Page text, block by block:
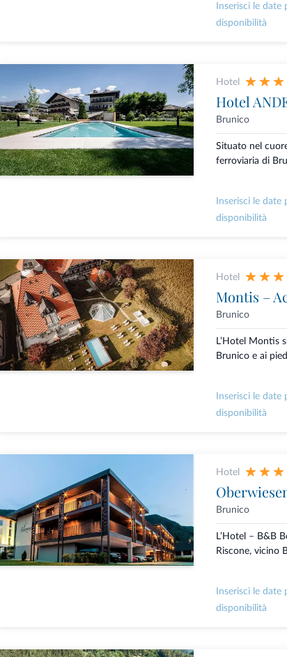
Inserisci le date
disponibilità
Hotel
Hotel
Brunico
Situato nel
ferroviaria di
Inserisci le date
disponibilità
Hotel
Montis –
Brunico
L’Hotel Montis
Brunico e ai
Inserisci le date
disponibilità
Hotel
Brunico
L’Hotel – B&B
Riscone, vicino
Inserisci le date
disponibilità